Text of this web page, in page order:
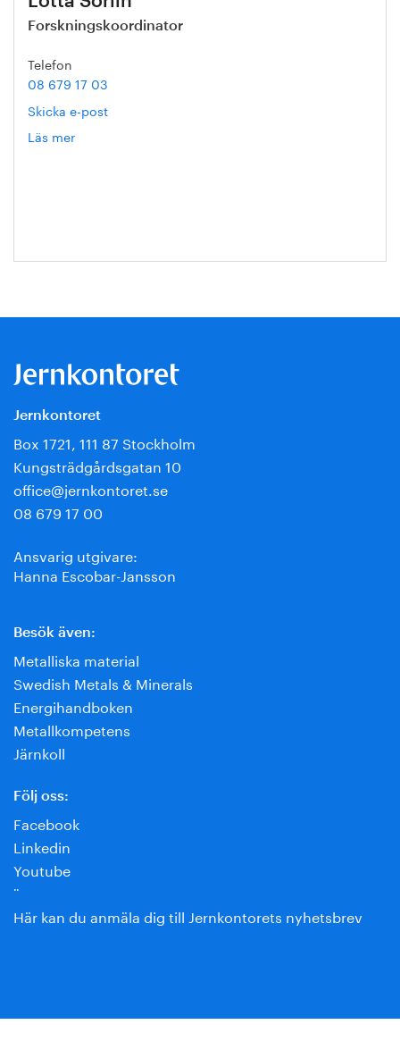
Forskningskoordinator
Telefon
08 679 17 03
Skicka e-post
Läs mer
Jernkontoret
Box 1721, 111 87 Stockholm
Kungsträdgårdsgatan 10
office@jernkontoret.se
08 679 17 00
Ansvarig utgivare:
Hanna Escobar-Jansson
Besök även:
Metalliska material
Swedish Metals & Minerals
Energihandboken
Metallkompetens
Järnkoll
Följ oss:
Facebook
Linkedin
Youtube
¨
Här kan du anmäla dig till Jernkontorets nyhetsbrev